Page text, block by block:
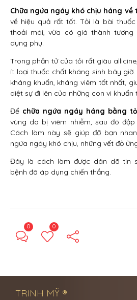
Chữa ngứa ngáy khó chịu háng về
về hiệu quả rất tốt. Tỏi là bài
thoải mái, vừa có giá thành tương
dụng phụ.
Trong phần tử của tỏi rất giàu
ít loại thuốc chất kháng sinh bây
kháng khuẩn, kháng viêm tốt nhất,
diệt sự đi lên của những con vi khuẩn
Để chữa ngứa ngáy háng bằng
vùng da bị viêm nhiễm, sau đó
Cách làm này sẽ giúp đỡ bạn
ngứa ngáy khó chịu, những vết đỏ
Đây là cách làm được dân dã tin
bệnh đã áp dụng chiến thắng.
0 0
TRINH MỸ ®